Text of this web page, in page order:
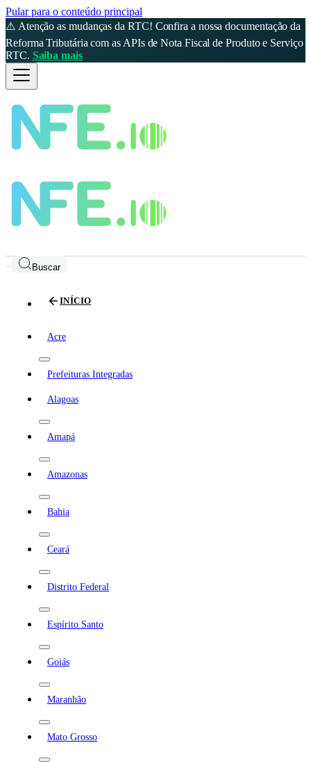
Pular para o conteúdo principal
⚠️ Atenção as mudanças da RTC! Confira a nossa documentação da
Reforma Tributária com as APIs de Nota Fiscal de Produto e Serviço
RTC. Saiba mais
Buscar
INÍCIO
Acre
Prefeituras Integradas
Alagoas
Amapá
Amazonas
Bahia
Ceará
Distrito Federal
Espírito Santo
Goiás
Maranhão
Mato Grosso